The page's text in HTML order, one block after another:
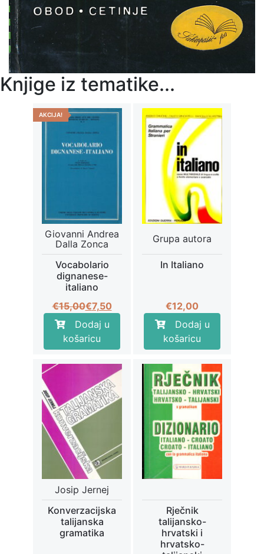
Knjige iz tematike...
AKCIJA!
Giovanni Andrea
Dalla Zonca
Vocabolario
dignanese-
italiano
€15,00Izvorna
cijena
bila
je:
€15,00.
€7,50
Trenutna
cijena
je:
€7,50.
Dodaj u
košaricu
Grupa autora
In Italiano
€12,00
Dodaj u
košaricu
Josip Jernej
Konverzacijska
talijanska
gramatika
Rječnik
talijansko-
hrvatski i
hrvatsko-